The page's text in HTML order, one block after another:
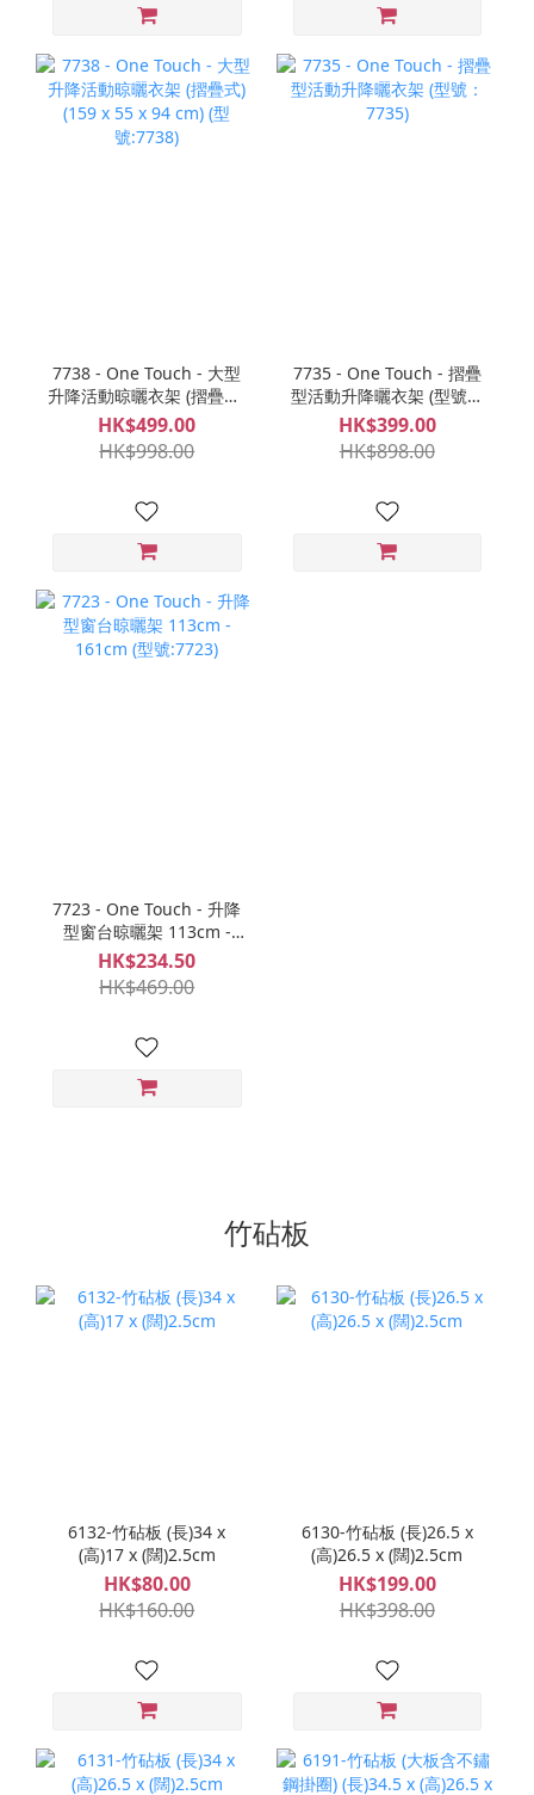
7738 - One Touch - 大型
升降活動晾曬衣架 (摺疊式)
(159 x 55 x 94 cm) (型
號:7738)
HK$499.00
HK$998.00
7735 - One Touch - 摺疊
型活動升降曬衣架 (型號：
7735)
HK$399.00
HK$898.00
7723 - One Touch - 升降
型窗台晾曬架 113cm -
161cm (型號:7723)
HK$234.50
HK$469.00
竹砧板
6132-竹砧板 (長)34 x
(高)17 x (闊)2.5cm
HK$80.00
HK$160.00
6130-竹砧板 (長)26.5 x
(高)26.5 x (闊)2.5cm
HK$199.00
HK$398.00